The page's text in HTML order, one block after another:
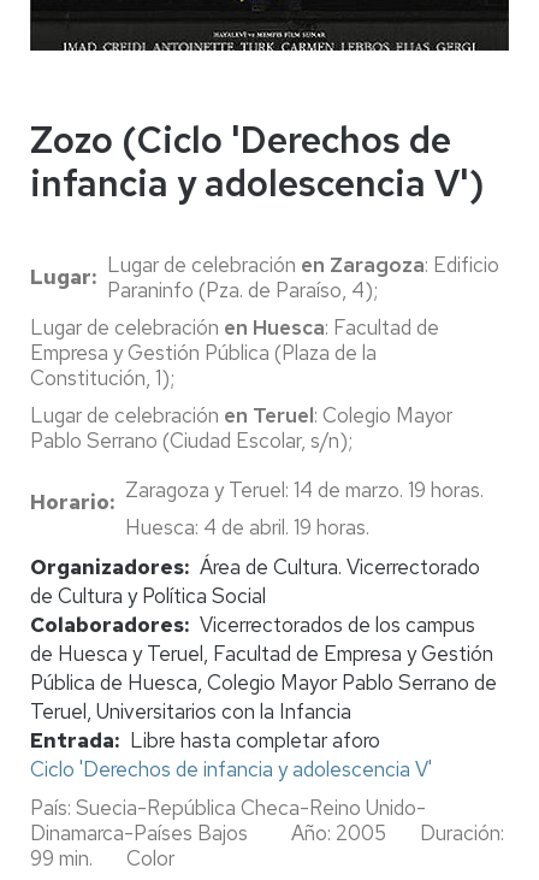
Zozo (Ciclo 'Derechos de
infancia y adolescencia V')
Lugar Lugar de celebración en Zaragoza: Edificio
Paraninfo (Pza. de Paraíso, 4);
Lugar de celebración en Huesca: Facultad de
Empresa y Gestión Pública (Plaza de la
Constitución, 1);
Lugar de celebración en Teruel: Colegio Mayor
Pablo Serrano (Ciudad Escolar, s/n);
Horario
Zaragoza y Teruel: 14 de marzo. 19 horas.
Huesca: 4 de abril. 19 horas.
Organizadores Área de Cultura. Vicerrectorado
de Cultura y Política Social
Colaboradores Vicerrectorados de los campus
de Huesca y Teruel, Facultad de Empresa y Gestión
Pública de Huesca, Colegio Mayor Pablo Serrano de
Teruel, Universitarios con la Infancia
Entrada
Libre hasta completar aforo
Ciclo 'Derechos de infancia y adolescencia V'
País: Suecia-República Checa-Reino Unido-
Dinamarca-Países Bajos Año: 2005 Duración:
99 min. Color